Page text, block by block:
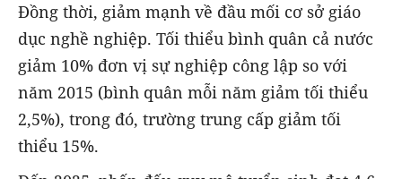
Đồng thời, giảm mạnh về đầu mối cơ sở giáo
dục nghề nghiệp. Tối thiểu bình quân cả nước
giảm 10% đơn vị sự nghiệp công lập so với
năm 2015 (bình quân mỗi năm giảm tối thiểu
2,5%), trong đó, trường trung cấp giảm tối
thiểu 15%.